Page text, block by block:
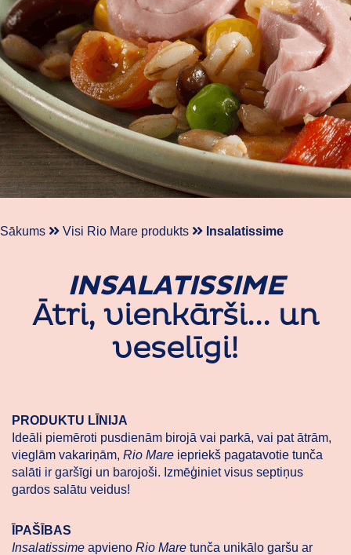
Sākums Visi Rio Mare produkts Insalatissime
INSALATISSIME
Ātri, vienkārši... un
veselīgi!
PRODUKTU LĪNIJA
Ideāli piemēroti pusdienām birojā vai parkā, vai pat ātrām,
vieglām vakariņām, Rio Mare iepriekš pagatavotie tunča
salāti ir garšīgi un barojoši. Izmēģiniet visus septiņus
gardos salātu veidus!
ĪPAŠĪBAS
Insalatissime apvieno Rio Mare tunča unikālo garšu ar